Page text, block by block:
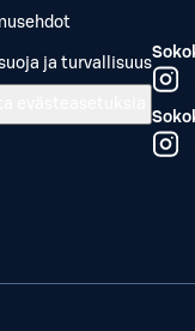
ja turvallisuus